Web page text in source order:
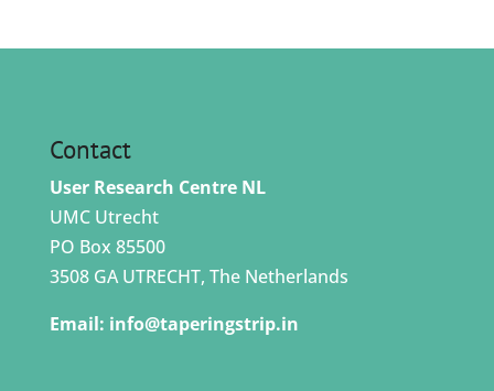
Contact
User Research Centre NL
UMC Utrecht
PO Box 85500
3508 GA UTRECHT, The Netherlands
Email: info@taperingstrip.in